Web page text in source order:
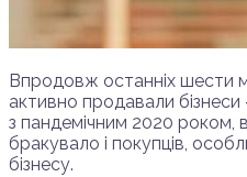
Впродовж останніх шести
активно продавали бізнеси
з пандемічним 2020 роком,
бракувало і покупців,
бізнесу.